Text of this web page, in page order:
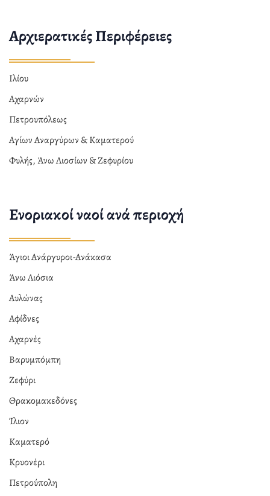
Αρχιερατικές Περιφέρειες
Ιλίου
Αχαρνών
Πετρουπόλεως
Αγίων Αναργύρων & Καματερού
Φυλής, Άνω Λιοσίων & Ζεφυρίου
Ενοριακοί ναοί ανά περιοχή
Άγιοι Ανάργυροι-Ανάκασα
Άνω Λιόσια
Αυλώνας
Αφίδνες
Αχαρνές
Βαρυμπόμπη
Ζεφύρι
Θρακομακεδόνες
Ίλιον
Καματερό
Κρυονέρι
Πετρούπολη